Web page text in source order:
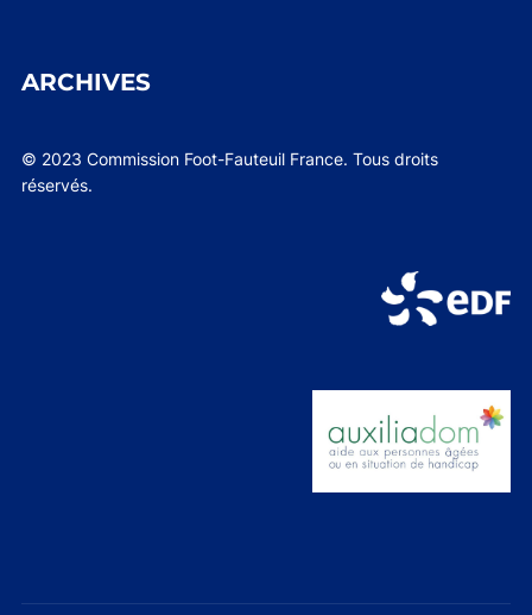
ARCHIVES
© 2023 Commission Foot-Fauteuil France. Tous droits
réservés.